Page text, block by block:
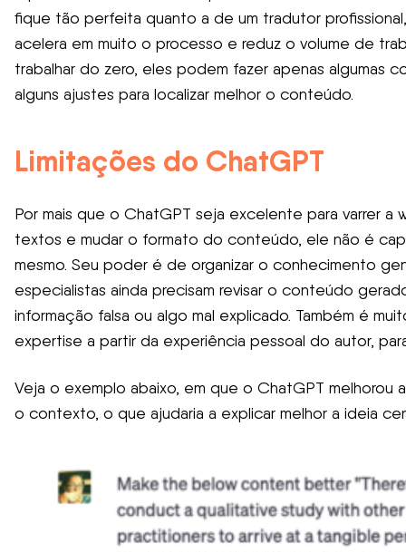
fique tão perfeita quanto a de um tradutor
acelera em muito o processo e reduz o volume de
trabalhar do zero, eles podem fazer apenas algumas
alguns ajustes para localizar melhor o conteúdo.
Limitações do ChatGPT
Por mais que o ChatGPT seja excelente para varrer a
textos e mudar o formato do conteúdo, ele não é
mesmo. Seu poder é de organizar o conhecimento
especialistas ainda precisam revisar o conteúdo
informação falsa ou algo mal explicado. Também é
expertise a partir da experiência pessoal do autor,
Veja o exemplo abaixo, em que o ChatGPT melhorou
o contexto, o que ajudaria a explicar melhor a ideia